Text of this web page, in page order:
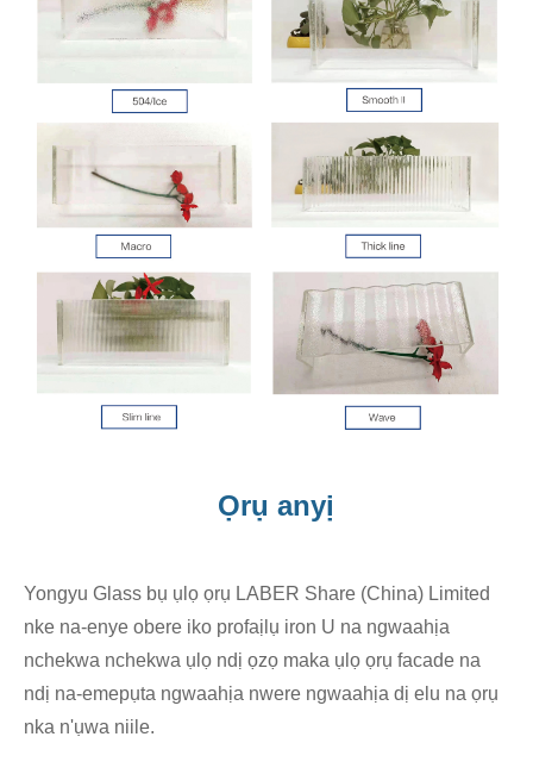
Ọrụ anyị
Yongyu Glass bụ ụlọ ọrụ LABER Share (China) Limited
nke na-enye obere iko profaịlụ iron U na ngwaahịa
nchekwa nchekwa ụlọ ndị ọzọ maka ụlọ ọrụ facade na
ndị na-emepụta ngwaahịa nwere ngwaahịa dị elu na ọrụ
nka n'ụwa niile.